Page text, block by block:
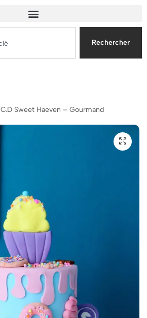
Rechercher
C.D Sweet Haeven – Gourmand